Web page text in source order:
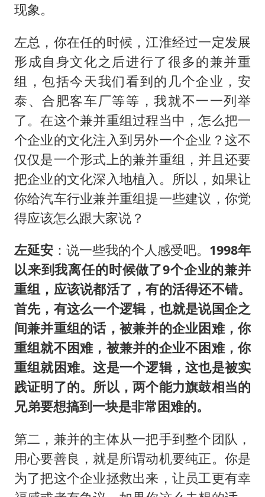
现象。
左总，你在任的时候，江淮经过一定发展
形成自身文化之后进行了很多的兼并重
组，包括今天我们看到的几个企业，安
泰、合肥客车厂等等，我就不一一列举
了。在这个兼并重组过程当中，怎么把一
个企业的文化注入到另外一个企业？这不
仅仅是一个形式上的兼并重组，并且还要
把企业的文化深入地植入。所以，如果让
你给汽车行业兼并重组提一些建议，你觉
得应该怎么跟大家说？
左延安：说一些我的个人感受吧。 1998年
以来到我离任的时候做了9个企业的兼并
重组，应该说都活了，有的活得还不错。
首先，有这么一个逻辑，也就是说国企之
间兼并重组的话，被兼并的企业困难，你
重组就不困难，被兼并的企业不困难，你
重组就困难。这是一个逻辑，这也是被实
践证明了的。所以，两个能力旗鼓相当的
兄弟要想搞到一块是非常困难的。
第二，兼并的主体从一把手到整个团队，
用心要善良，就是所谓动机要纯正。你是
为了把这个企业拯救出来，让员工更有幸